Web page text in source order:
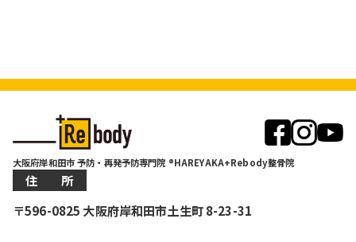
大阪府岸和田市 予防・再発予防専門院 ®HAREYAKA+Rebody整骨院
住 所
〒596-0825 大阪府岸和田市土生町 8-23-31